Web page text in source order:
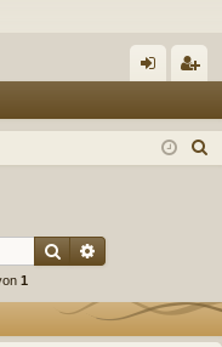
m ist
Suche
1